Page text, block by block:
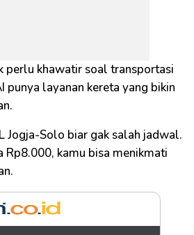
perlu khawatir soal transportasi
punya layanan kereta yang bikin
Jogja-Solo biar gak salah jadwal.
Rp8.000, kamu bisa menikmati